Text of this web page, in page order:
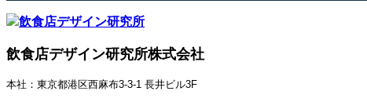
飲食店デザイン研究所株式会社
本社：東京都港区西麻布3-3-1 長井ビル3F